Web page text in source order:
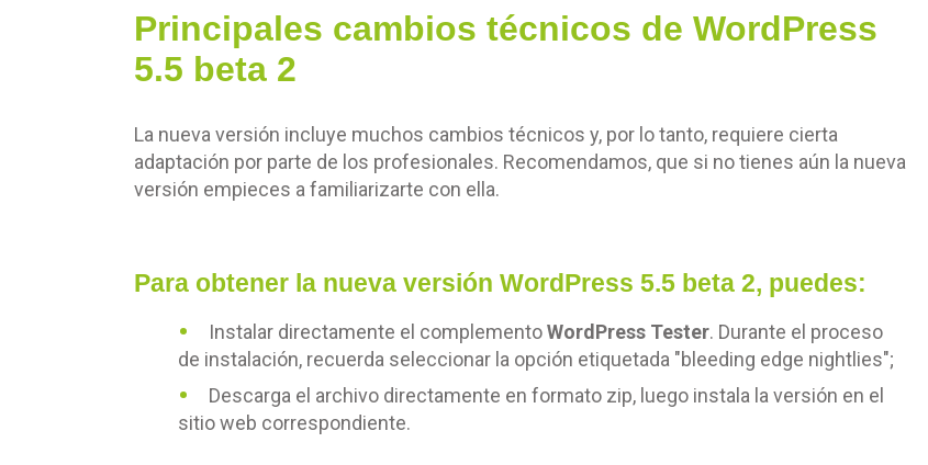
Principales cambios técnicos de WordPress
5.5 beta 2
La nueva versión incluye muchos cambios técnicos y, por lo tanto, requiere cierta
adaptación por parte de los profesionales. Recomendamos, que si no tienes aún la nueva
versión empieces a familiarizarte con ella.
Para obtener la nueva versión WordPress 5.5 beta 2, puedes:
Instalar directamente el complementoWordPress Tester. Durante el proceso
de instalación, recuerda seleccionar la opción etiquetada "bleeding edge nightlies";
Descarga el archivo directamente en formato zip, luego instala la versión en el
sitio web correspondiente.